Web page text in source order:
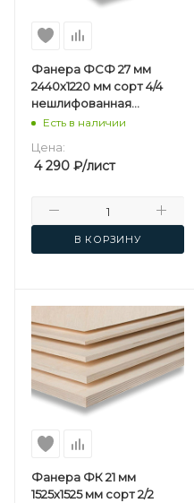
Фанера ФСФ 27 мм
2440х1220 мм сорт 4/4
нешлифованная
березовая
Есть в наличии
Цена:
4 290 ₽/лист
В КОРЗИНУ
Фанера ФК 21 мм
1525х1525 мм сорт 2/2